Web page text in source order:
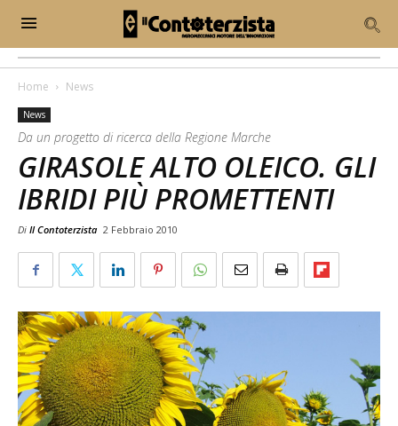
Home News
News
Da un progetto di ricerca della Regione Marche
GIRASOLE ALTO OLEICO. GLI
IBRIDI PIÙ PROMETTENTI
Di Il Contoterzista 2 Febbraio 2010